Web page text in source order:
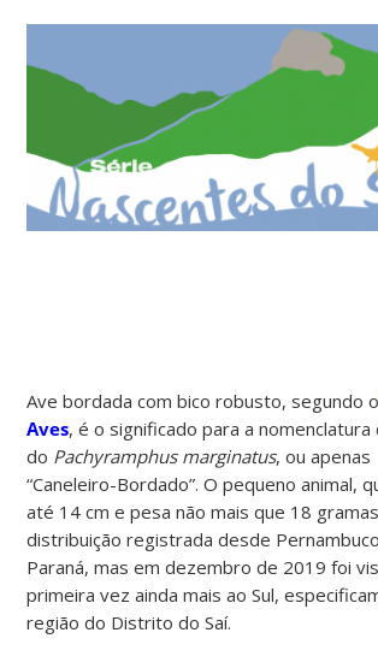
Ave bordada com bico robusto, segundo
Aves, é o significado para a nomenclatura
do Pachyramphus marginatus, ou apenas
“Caneleiro-Bordado”. O pequeno animal,
até 14 cm e pesa não mais que 18
distribuição registrada desde
Paraná, mas em dezembro de 2019 foi
primeira vez ainda mais ao Sul,
região do Distrito do Saí.